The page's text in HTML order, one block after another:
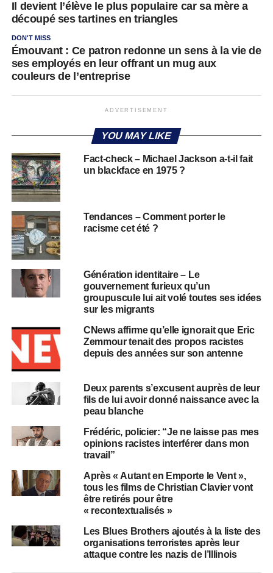
Il devient l’élève le plus populaire car sa mère a
découpé ses tartines en triangles
DON'T MISS
Émouvant : Ce patron redonne un sens à la vie de
ses employés en leur offrant un mug aux
couleurs de l’entreprise
ADVERTISEMENT
YOU MAY LIKE
Fact-check – Michael Jackson a-t-il fait
un blackface en 1975 ?
Tendances – Comment porter le
racisme cet été ?
Génération identitaire – Le
gouvernement furieux qu’un
groupuscule lui ait volé toutes ses idées
sur les migrants
CNews affirme qu’elle ignorait que Eric
Zemmour tenait des propos racistes
depuis des années sur son antenne
Deux parents s’excusent auprès de leur
fils de lui avoir donné naissance avec la
peau blanche
Frédéric, policier: “Je ne laisse pas mes
opinions racistes interférer dans mon
travail”
Après « Autant en Emporte le Vent »,
tous les films de Christian Clavier vont
être retirés pour être
« recontextualisés »
Les Blues Brothers ajoutés à la liste des
organisations terroristes après leur
attaque contre les nazis de l’Illinois